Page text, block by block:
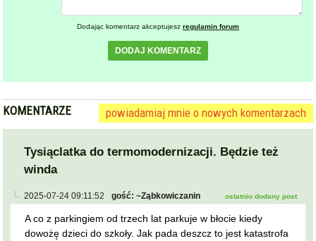
Dodając komentarz akceptujesz regulamin forum
DODAJ KOMENTARZ
KOMENTARZE powiadamiaj mnie o nowych komentarzach
Tysiąclatka do termomodernizacji. Będzie też
winda
2025-07-24 09:11:52 gość: ~Ząbkowiczanin ostatnio dodany post
A co z parkingiem od trzech lat parkuje w błocie kiedy
dowożę dzieci do szkoły. Jak pada deszcz to jest katastrofa